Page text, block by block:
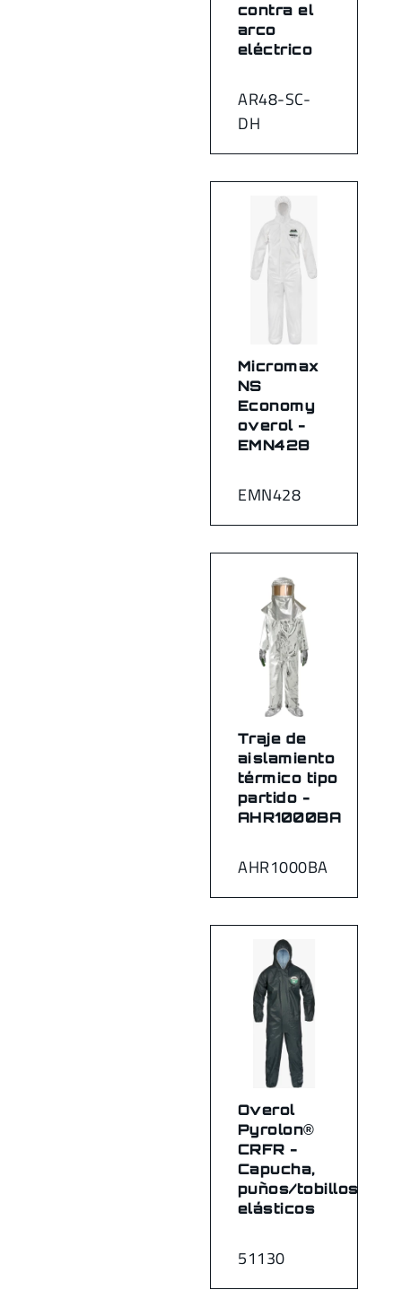
AR48-SC-
DH
contra el
arco
eléctrico
EMN428
Micromax
NS
Economy
overol -
EMN428
AHR1000BA
Traje de
aislamiento
térmico tipo
partido -
AHR1000BA
51130
Overol
Pyrolon®
CRFR -
Capucha,
puños/tobillos
elásticos